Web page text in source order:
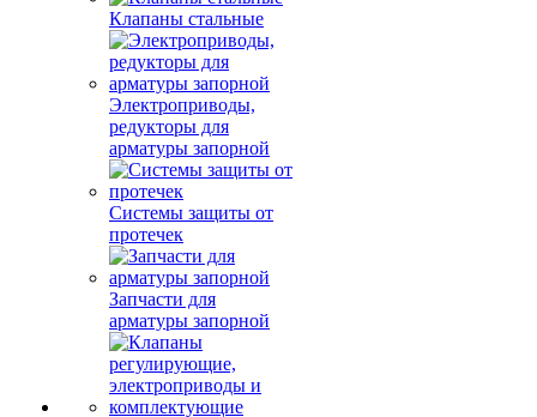
Клапаны стальные
Электроприводы,
редукторы для
арматуры запорной
Системы защиты от
протечек
Запчасти для
арматуры запорной